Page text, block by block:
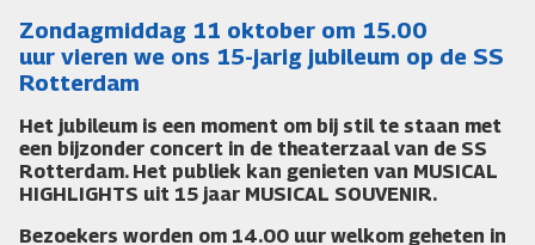
Zondagmiddag 11 oktober om 15.00
uur vieren we ons 15-jarig jubileum op de SS
Rotterdam
Het jubileum is een moment om bij stil te staan met
een bijzonder concert in de theaterzaal van de SS
Rotterdam. Het publiek kan genieten van MUSICAL
HIGHLIGHTS uit 15 jaar MUSICAL SOUVENIR.
Bezoekers worden om 14.00 uur welkom geheten in